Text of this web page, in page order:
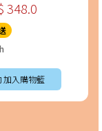
348.0
加入購物籃